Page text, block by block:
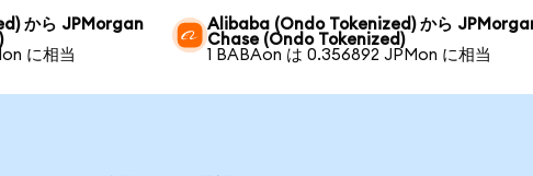
から JPMorgan
に相当
Alibaba (Ondo Tokenized) から
Chase (Ondo Tokenized)
1 BABAon は 0.356892 JPMon に相当